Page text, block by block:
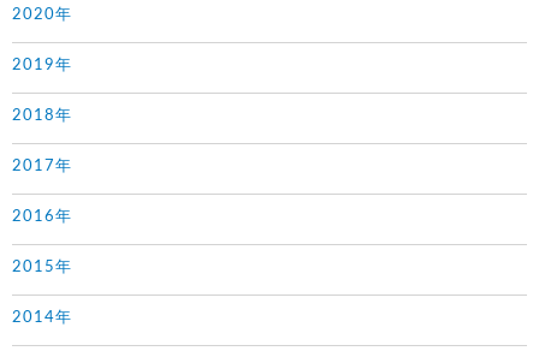
2020年
2019年
2018年
2017年
2016年
2015年
2014年